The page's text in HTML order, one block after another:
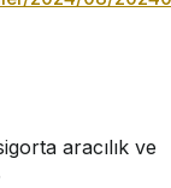
aracılık ve